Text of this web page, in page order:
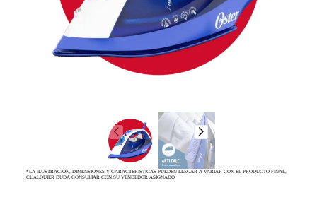
*LA ILUSTRACIÓN, DIMENSIONES Y CARACTERISTICAS PUEDEN LLEGAR A VARIAR CON EL PRODUCTO FINAL,
CUALQUIER DUDA CONSULTAR CON SU VENDEDOR ASIGNADO